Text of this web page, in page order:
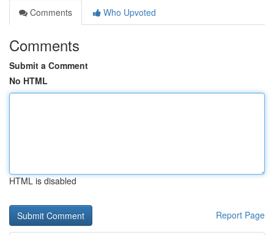
Comments
Who Upvoted
Comments
Submit a Comment
No HTML
HTML is disabled
Report Page